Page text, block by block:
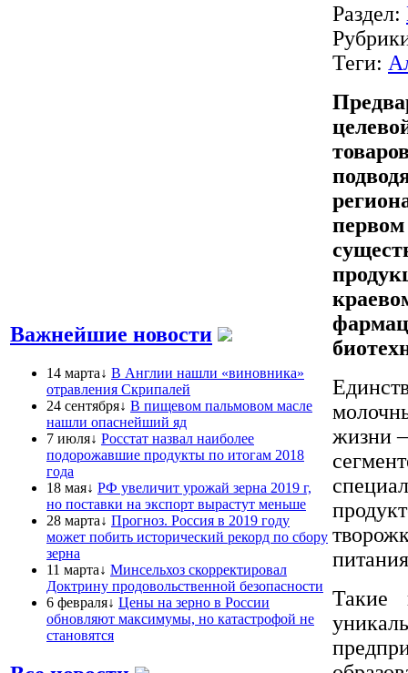
Важнейшие новости
14 марта↓ В Англии нашли «виновника»
отравления Скрипалей
24 сентября↓ В пищевом пальмовом масле
нашли опаснейший яд
7 июля↓ Росстат назвал наиболее
подорожавшие продукты по итогам 2018
года
18 мая↓ РФ увеличит урожай зерна 2019 г,
но поставки на экспорт вырастут меньше
28 марта↓ Прогноз. Россия в 2019 году
может побить исторический рекорд по сбору
зерна
11 марта↓ Минсельхоз скорректировал
Доктрину продовольственной безопасности
6 февраля↓ Цены на зерно в России
обновляют максимумы, но катастрофой не
становятся
Раздел:
Теги:
первом
жизни
Такие